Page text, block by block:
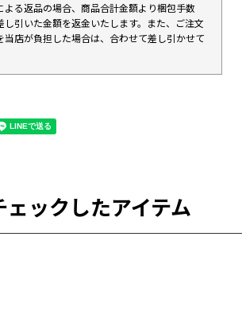
る返品の場合、商品合計金額より梱包手数
し引いた金額を返金いたします。また、ご注文
当店が負担した場合は、合わせて差し引かせて
ェックしたアイテム